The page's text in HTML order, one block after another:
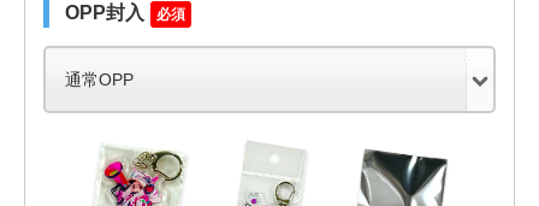
OPP封入 必須